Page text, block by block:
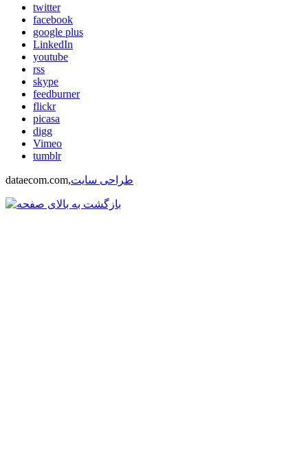
twitter
facebook
google plus
LinkedIn
youtube
rss
skype
feedburner
flickr
picasa
digg
Vimeo
tumblr
dataecom.com,طراحی سایت